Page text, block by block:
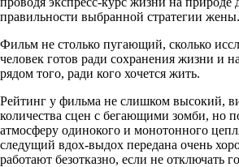
правильности выбранной стратегии жены.
Фильм не столько пугающий, сколько
человек готов ради сохранения жизни и
рядом того, ради кого хочется жить.
Рейтинг у фильма не слишком высокий,
количества сцен с бегающими зомби, но
атмосферу одинокого и монотонного
следущий вдох-выдох передана очень
работают безотказно, если не отключать